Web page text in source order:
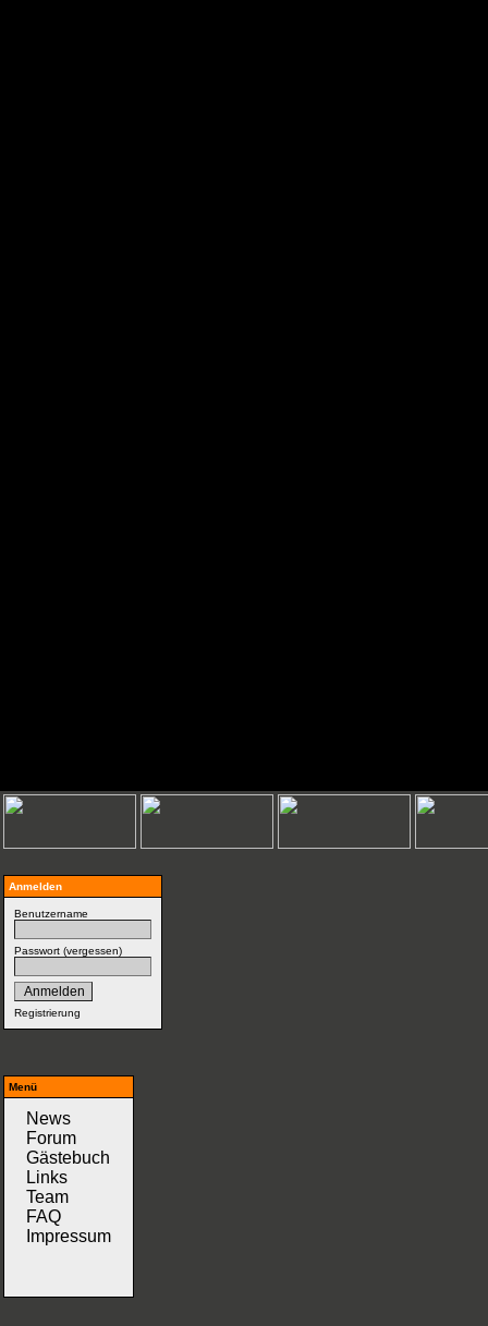
Anmelden
Benutzername
Passwort (vergessen)
Registrierung
Menü
News
Forum
Gästebuch
Links
Team
FAQ
Impressum